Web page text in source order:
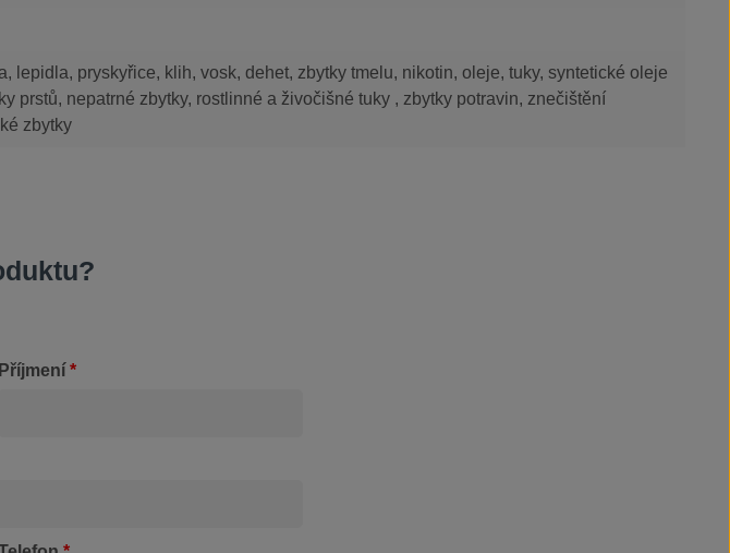
lepidla, pryskyřice, klih, vosk, dehet, zbytky tmelu, nikotin, oleje, tuky, syntetické oleje
prstů, nepatrné zbytky, rostlinné a živočišné tuky , zbytky potravin, znečištění
zbytky
Příjmení *